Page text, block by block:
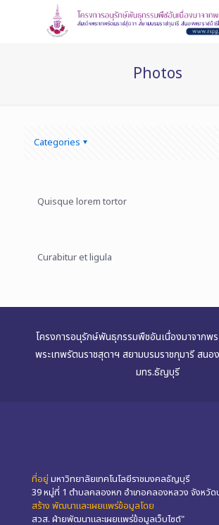
Photos
Categories
Quisque lorem tortor
Curabitur et ligula
โครงการอนุรักษ์พันธุกรรมพืชอันเนื่องมาจากพร
พระเทพรัตนราชสุดาฯ สยามบรมราชกุมารี สนอ
มทร.ธัญบุรี
ที่อยู่ มหาวิทยาลัยเทคโนโลยีราชมงคลธัญบุรี
39 หมู่ที่ 1 ตำบลคลองหก อำเภอคลองหลวง จังหวั
สร้าง พัฒนาและเผยแพร่ข้อมูลโดย
สวส. ฝ่ายพัฒนาและเผยแพร่ข้อมูลเว็บไซต์"